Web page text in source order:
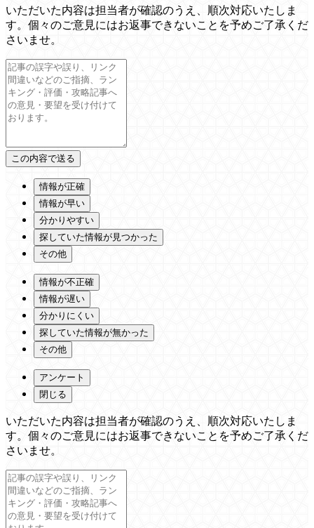
いただいた内容は担当者が確認のうえ、順次対応いたしま
す。個々のご意見にはお返事できないことを予めご了承くだ
さいませ。
情報が正確
情報が早い
分かりやすい
探していた情報が見つかった
その他
情報が不正確
情報が遅い
分かりにくい
探していた情報が無かった
その他
アンケート
閉じる
いただいた内容は担当者が確認のうえ、順次対応いたしま
す。個々のご意見にはお返事できないことを予めご了承くだ
さいませ。